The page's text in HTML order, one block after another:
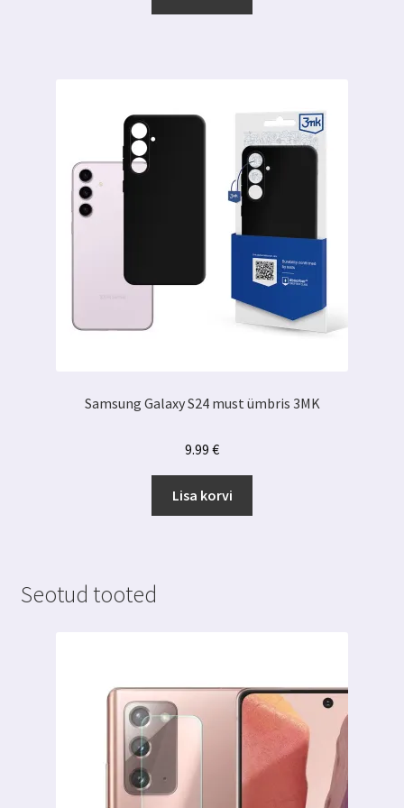
Samsung Galaxy S24 must ümbris 3MK
9.99 €
Lisa korvi
Seotud tooted